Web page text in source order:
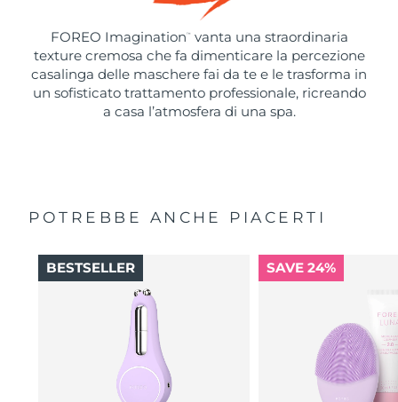
FOREO Imagination ™
vanta una straordinaria
texture cremosa che fa dimenticare la percezione
casalinga delle maschere fai da te e le trasforma in
un sofisticato trattamento professionale, ricreando
a casa l’atmosfera di una spa.
POTREBBE ANCHE PIACERTI
BESTSELLER SAVE 24%